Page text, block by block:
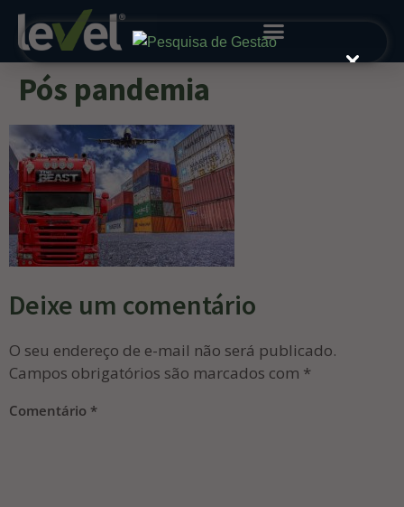
Pós pandemia
Deixe um comentário
O seu endereço de e-mail não será publicado.
Campos obrigatórios são marcados com *
Comentário *